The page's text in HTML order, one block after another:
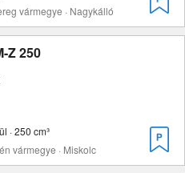
vármegye · Nagykálló
Z 250
· 250 cm³
vármegye · Miskolc